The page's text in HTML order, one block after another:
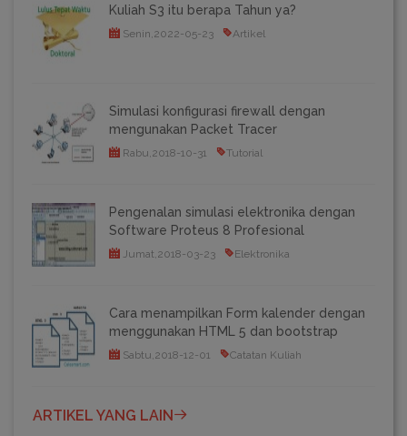
Kuliah S3 itu berapa Tahun ya?
Senin,2022-05-23 Artikel
Simulasi konfigurasi firewall dengan
mengunakan Packet Tracer
Rabu,2018-10-31 Tutorial
Pengenalan simulasi elektronika dengan
Software Proteus 8 Profesional
Jumat,2018-03-23 Elektronika
Cara menampilkan Form kalender dengan
menggunakan HTML 5 dan bootstrap
Sabtu,2018-12-01 Catatan Kuliah
ARTIKEL YANG LAIN